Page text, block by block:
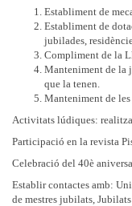
Establiment de
Establiment de
jubilades,
Compliment de la
Manteniment de la
que la tenen.
Manteniment de
Activitats lúdiques:
Participació en la revista
Celebració del 40è
Establir contactes amb:
de mestres jubilats,